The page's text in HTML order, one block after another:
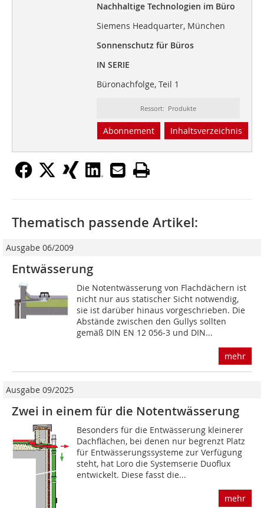
Nachhaltige Technologien im Büro
Siemens Headquarter, München
Sonnenschutz für Büros
IN SERIE
Büronachfolge, Teil 1
Ressort: Produkte
Abonnement Inhaltsverzeichnis
Thematisch passende Artikel:
Ausgabe 06/2009
Entwässerung
Die Notentwässerung von Flachdächern ist
nicht nur aus statischer Sicht notwendig,
sie ist darüber hinaus vorgeschrieben. Die
Abstände zwischen den Gullys sollten
gemäß DIN EN 12 056-3 und DIN...
mehr
Ausgabe 09/2025
Zwei in einem für die Notentwässerung
Besonders für die Entwässerung kleinerer
Dachflächen, bei denen nur begrenzt Platz
für Entwässerungssysteme zur Verfügung
steht, hat Loro die Systemserie Duoflux
entwickelt. Diese fasst die...
mehr